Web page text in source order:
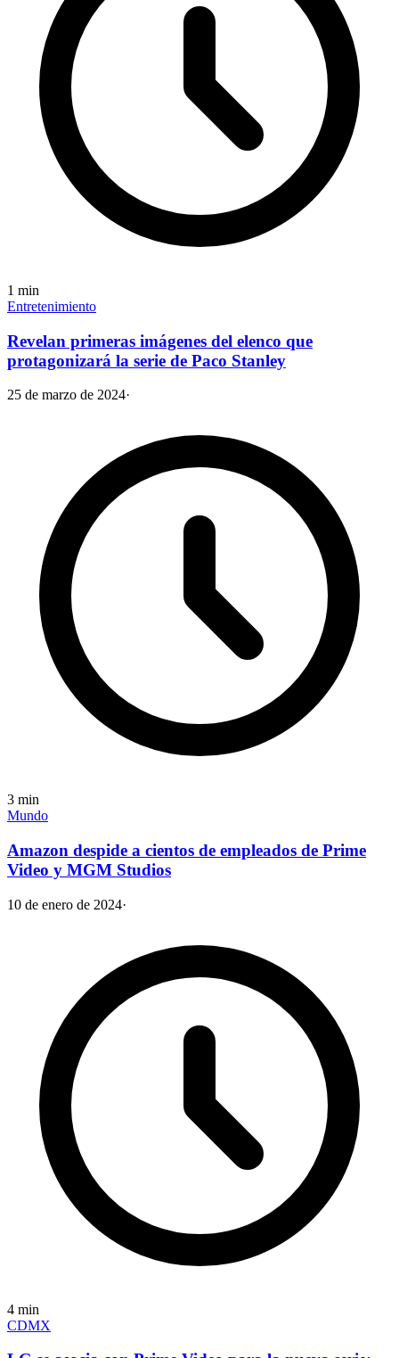
1 min
Entretenimiento
Revelan primeras imágenes del elenco que
protagonizará la serie de Paco Stanley
25 de marzo de 2024·
3 min
Mundo
Amazon despide a cientos de empleados de Prime
Video y MGM Studios
10 de enero de 2024·
4 min
CDMX